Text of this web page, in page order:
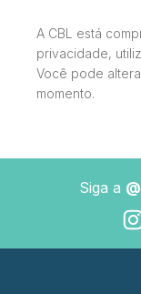
A CBL está
privacidade,
Você pode
momento.
Siga a